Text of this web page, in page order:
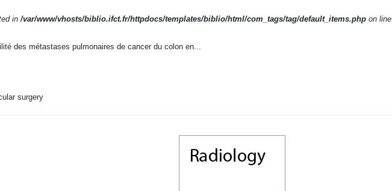
in /var/www/vhosts/biblio.ifct.fr/httpdocs/templates/biblio/html/com_tags/tag/default_items.phpon line
des métastases pulmonaires de cancer du colon en...
surgery